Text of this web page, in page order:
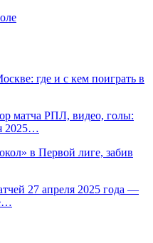
где и с кем поиграть в
матча РПЛ, видео, голы:
2025…
в Первой лиге, забив
27 апреля 2025 года —